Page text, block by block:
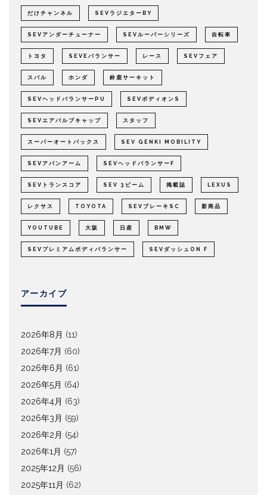
だけチャンネル SEVラジエターBY
SEVアンダーチューナー SEVルーパーシリーズ 自転車
トヨタ SEVEバランサー レース SEVフェア
スバル ホンダ 鈴鹿サーキット
SEVヘッドバランサーPU SEVボディオンS
SEVエアバルブキャップ スタッフ
スーパーオートバックス SEV GENKI MOBILITY
SEVアバンアーム SEVヘッドバランサーF
SEVトランスコア SEV 3ビーム 掲載誌 LEXUS
レクサス TOYOTA SEVブレーキSC 新商品
YOUTUBE 大阪 日産 BMW
SEVプレミアムボディバランサー SEVダッシュON F
アーカイブ
2026年8月 (11)
2026年7月 (60)
2026年6月 (61)
2026年5月 (64)
2026年4月 (63)
2026年3月 (59)
2026年2月 (54)
2026年1月 (57)
2025年12月 (56)
2025年11月 (62)